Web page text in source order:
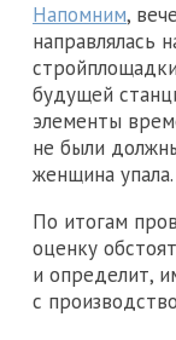
Напомним,
направлялась
будущей
элементы
не были
женщина упала.
По итогам
оценку
и определит,
с